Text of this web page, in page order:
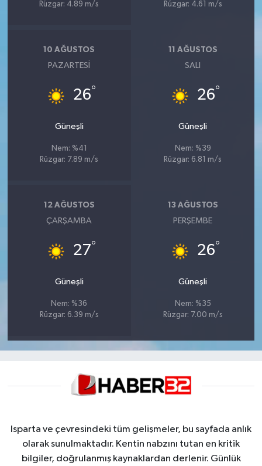
Rüzgar: 4.89 m/s
Rüzgar: 4.61 m/s
10 AĞUSTOS
PAZARTESI
26°
Güneşli
Nem: %41
Rüzgar: 7.89 m/s
11 AĞUSTOS
SALI
26°
Güneşli
Nem: %39
Rüzgar: 6.81 m/s
12 AĞUSTOS
ÇARŞAMBA
27°
Güneşli
Nem: %36
Rüzgar: 6.39 m/s
13 AĞUSTOS
PERŞEMBE
26°
Güneşli
Nem: %35
Rüzgar: 7.00 m/s
Isparta ve çevresindeki tüm gelişmeler, bu sayfada anlık
olarak sunulmaktadır. Kentin nabzını tutan en kritik
bilgiler, doğrulanmış kaynaklardan derlenir. Günlük